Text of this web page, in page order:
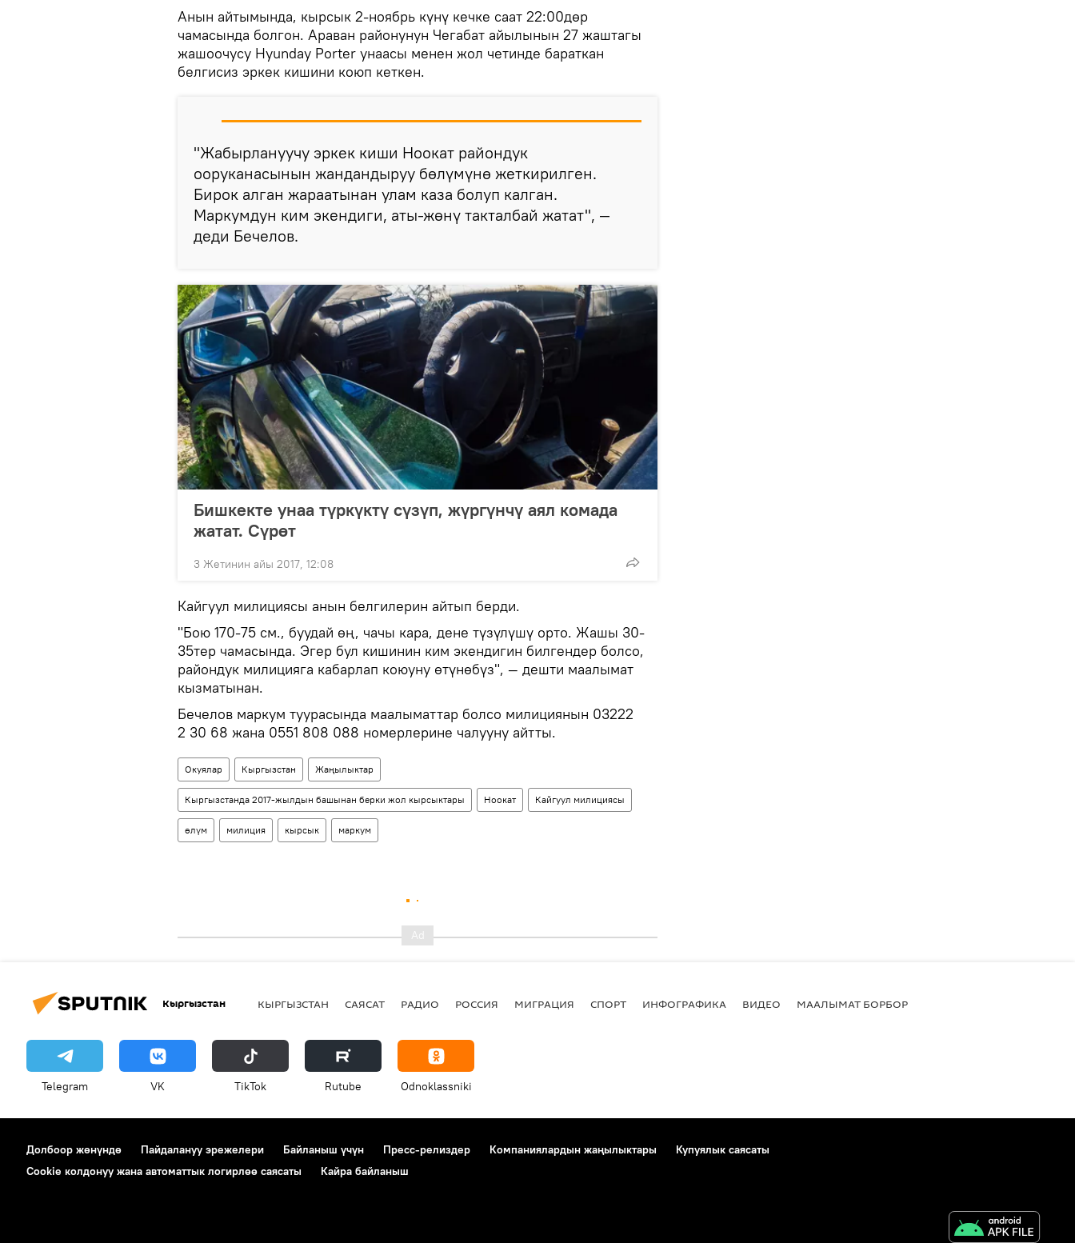
Анын айтымында, кырсык 2-ноябрь күнү кечке саат 22:00дөр
чамасында болгон. Араван районунун Чегабат айылынын 27 жаштагы
жашоочусу Hyunday Porter унаасы менен жол четинде бараткан
белгисиз эркек кишини коюп кеткен.
"Жабырлануучу эркек киши Ноокат райондук
ооруканасынын жандандыруу бөлүмүнө жеткирилген.
Бирок алган жараатынан улам каза болуп калган.
Маркумдун ким экендиги, аты-жөнү такталбай жатат", —
деди Бечелов.
Бишкекте унаа түркүктү сүзүп, жүргүнчү аял комада
жатат. Сүрөт
3 Жетинин айы 2017, 12:08
Кайгуул милициясы анын белгилерин айтып берди.
"Бою 170-75 см., буудай өң, чачы кара, дене түзүлүшү орто. Жашы 30-
35тер чамасында. Эгер бул кишинин ким экендигин билгендер болсо,
райондук милицияга кабарлап коюуну өтүнөбүз", — дешти маалымат
кызматынан.
Бечелов маркум туурасында маалыматтар болсо милициянын 03222
2 30 68 жана 0551 808 088 номерлерине чалууну айтты.
Окуялар Кыргызстан Жаңылыктар
Кыргызстанда 2017-жылдын башынан берки жол кырсыктары Ноокат Кайгуул милициясы
өлүм милиция кырсык маркум
Кыргызстан КЫРГЫЗСТАН САЯСАТ РАДИО РОССИЯ МИГРАЦИЯ СПОРТ ИНФОГРАФИКА ВИДЕО МААЛЫМАТ БОРБОР
Telegram VK ТikТоk Rutube Odnoklassniki
Долбоор жөнүндө Пайдалануу эрежелери Байланыш үчүн Пресс-релиздер Компаниялардын жаңылыктары
Купуялык саясаты
Cookie колдонуу жана автоматтык логирлөө саясаты
Кайра байланыш